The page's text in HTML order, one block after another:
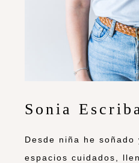
Sonia
Desde niña he
espacios cuidados,